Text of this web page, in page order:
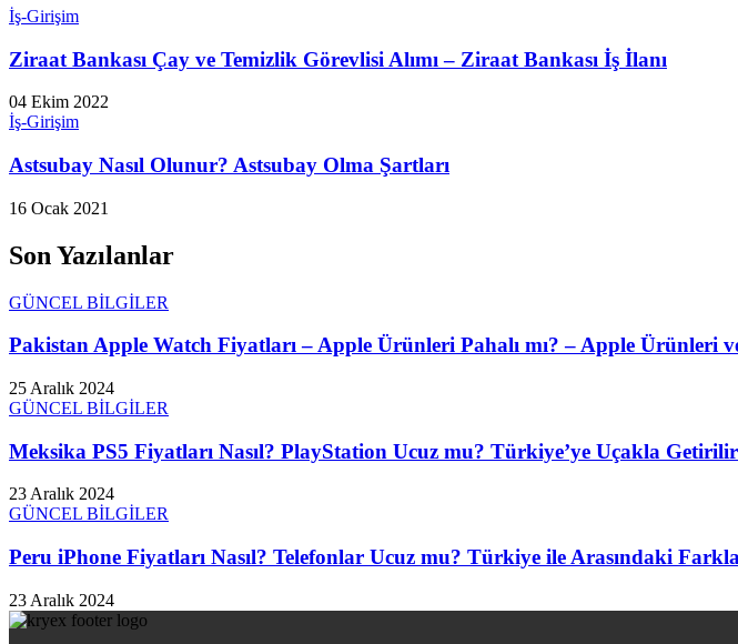
İş-Girişim
Ziraat Bankası Çay ve Temizlik Görevlisi Alımı – Ziraat Bankası İş İlanı
04 Ekim 2022
İş-Girişim
Astsubay Nasıl Olunur? Astsubay Olma Şartları
16 Ocak 2021
Son Yazılanlar
GÜNCEL BİLGİLER
Pakistan Apple Watch Fiyatları – Apple Ürünleri Pahalı mı? – Apple Ürünleri
25 Aralık 2024
GÜNCEL BİLGİLER
Meksika PS5 Fiyatları Nasıl? PlayStation Ucuz mu? Türkiye’ye Uçakla
23 Aralık 2024
GÜNCEL BİLGİLER
Peru iPhone Fiyatları Nasıl? Telefonlar Ucuz mu? Türkiye ile Arasındaki
23 Aralık 2024